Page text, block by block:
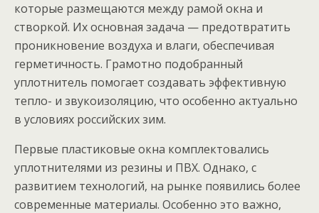
которые размещаются между рамой окна и
створкой. Их основная задача — предотвратить
проникновение воздуха и влаги, обеспечивая
герметичность. Грамотно подобранный
уплотнитель помогает создавать эффективную
тепло- и звукоизоляцию, что особенно актуально
в условиях российских зим.
Первые пластиковые окна комплектовались
уплотнителями из резины и ПВХ. Однако, с
развитием технологий, на рынке появились более
современные материалы. Особенно это важно,